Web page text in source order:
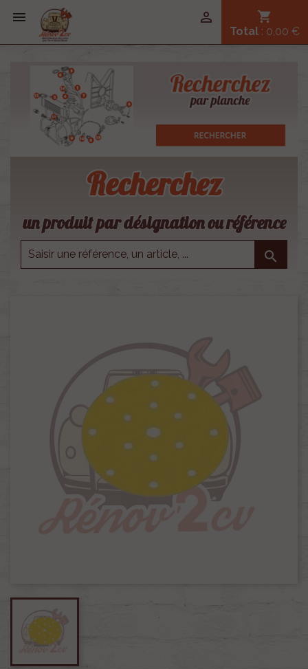
 shopping_cart
Total : 0,00 €

Recherchez
un produit par désignation ou référence
